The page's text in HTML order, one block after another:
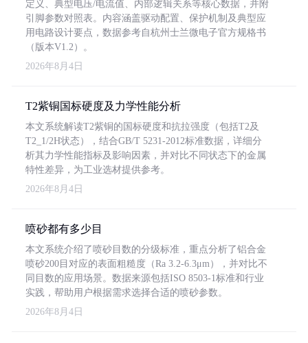
定义、典型电压/电流值、内部逻辑关系等核心数据，并附
引脚参数对照表。内容涵盖驱动配置、保护机制及典型应
用电路设计要点，数据参考自杭州士兰微电子官方规格书
（版本V1.2）。
2026年8月4日
T2紫铜国标硬度及力学性能分析
本文系统解读T2紫铜的国标硬度和抗拉强度（包括T2及
T2_1/2H状态），结合GB/T 5231-2012标准数据，详细分
析其力学性能指标及影响因素，并对比不同状态下的金属
特性差异，为工业选材提供参考。
2026年8月4日
喷砂都有多少目
本文系统介绍了喷砂目数的分级标准，重点分析了铝合金
喷砂200目对应的表面粗糙度（Ra 3.2-6.3μm），并对比不
同目数的应用场景。数据来源包括ISO 8503-1标准和行业
实践，帮助用户根据需求选择合适的喷砂参数。
2026年8月4日